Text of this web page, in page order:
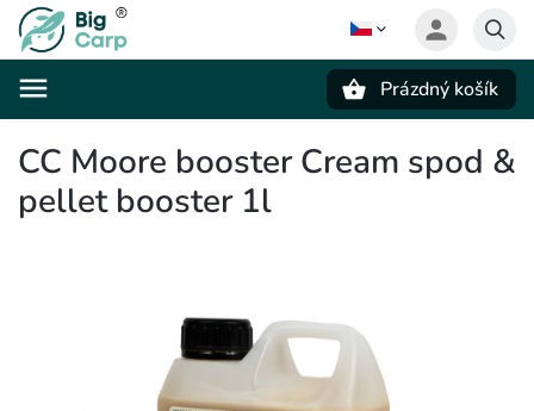
Prázdný košík
CC Moore booster Cream spod &
pellet booster 1l